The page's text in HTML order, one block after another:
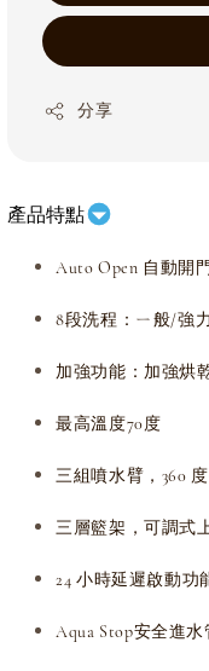
分享
產品特點
Auto Open 自動開
8段洗程：ㄧ般/強
加強功能：加強烘
最高溫度70度
三組噴水臂，360
三層籃架，可調式
24 小時延遲啟動功
Aqua Stop安全進水